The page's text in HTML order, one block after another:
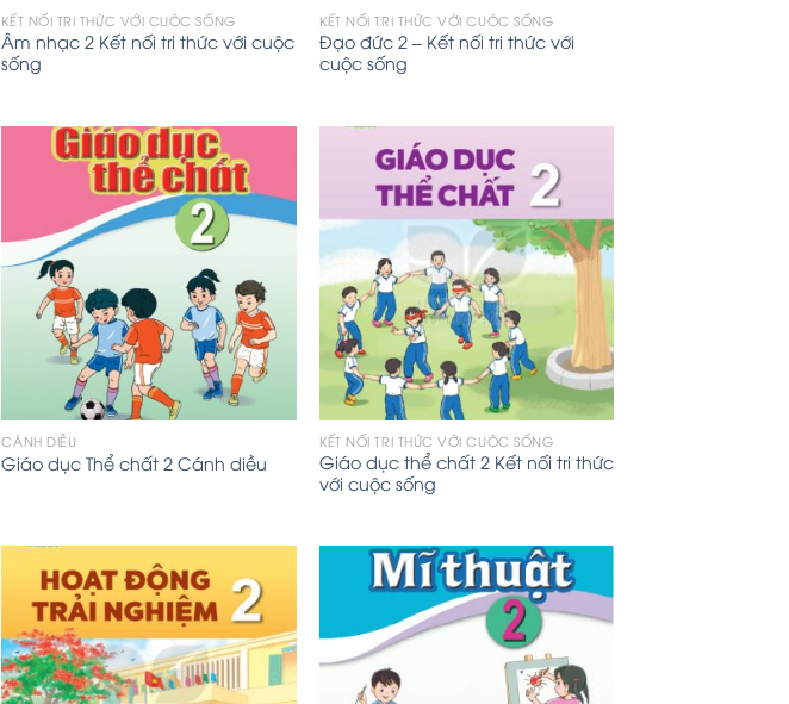
KẾT NỐI TRI THỨC VỚI CUỘC SỐNG
Âm nhạc 2 Kết nối tri thức với cuộc
sống
KẾT NỐI TRI THỨC VỚI CUỘC SỐNG
Đạo đức 2 – Kết nối tri thức với
cuộc sống
CÁNH DIỀU
Giáo dục Thể chất 2 Cánh diều
KẾT NỐI TRI THỨC VỚI CUỘC SỐNG
Giáo dục thể chất 2 Kết nối tri thức
với cuộc sống